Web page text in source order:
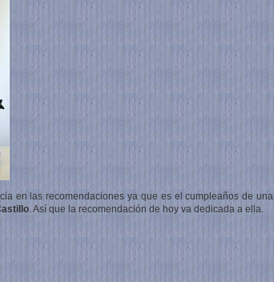
en las recomendaciones ya que es el cumpleaños de una
. Así que la recomendación de hoy va dedicada a ella.